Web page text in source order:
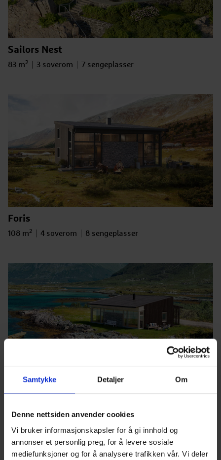
Samtykke Detaljer Om
Denne nettsiden anvender cookies
Vi bruker informasjonskapsler for å gi innhold og
annonser et personlig preg, for å levere sosiale
mediefunksjoner og for å analysere trafikken vår. Vi deler
Sailors Nest
Bruksareal
83 m2 Antall soverom
3 soverom Antall sengeplasser
7 sengeplasser
Foris
Bruksareal
108 m2 Antall soverom
4 soverom Antall sengeplasser
8 sengeplasser
Foris Unum